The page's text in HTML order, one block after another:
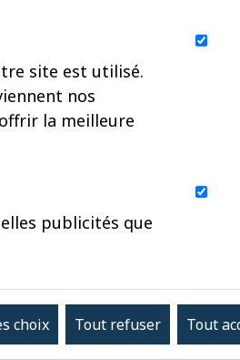
e
Alvaro
de
Les
incendies
relative à
site est utilisé.
nos
la meilleure
publicités que
choix Tout refuser Tout